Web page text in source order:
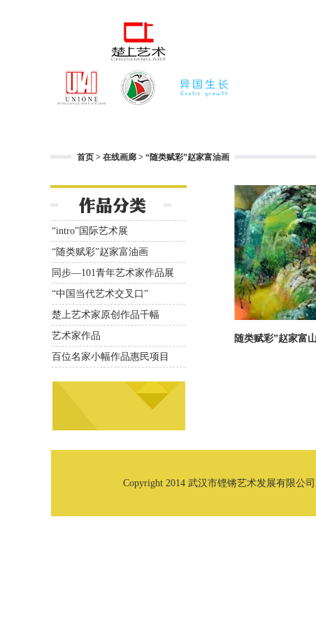
首页 > 在线画廊 > “随类赋彩”赵家富油画
“intro”国际艺术展
“随类赋彩”赵家富油画
同步—101青年艺术家作品展
“中国当代艺术交叉口”
楚上艺术家原创作品千幅
艺术家作品
百位名家小幅作品惠民项目
随类赋彩”赵家富
Copyright 2014 武汉市铿锵艺术发展有限公